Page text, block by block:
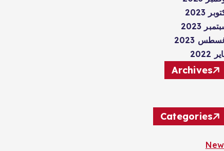
2023
2023
2023
2022
Archives
Categories